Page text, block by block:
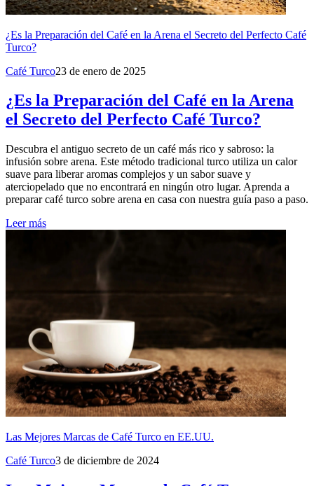
¿Es la Preparación del Café en la Arena el Secreto del Perfecto Café
Turco?
Café Turco23 de enero de 2025
¿Es la Preparación del Café en la Arena
el Secreto del Perfecto Café Turco?
Descubra el antiguo secreto de un café más rico y sabroso: la
infusión sobre arena. Este método tradicional turco utiliza un calor
suave para liberar aromas complejos y un sabor suave y
aterciopelado que no encontrará en ningún otro lugar. Aprenda a
preparar café turco sobre arena en casa con nuestra guía paso a paso.
Leer más
Las Mejores Marcas de Café Turco en EE.UU.
Café Turco3 de diciembre de 2024